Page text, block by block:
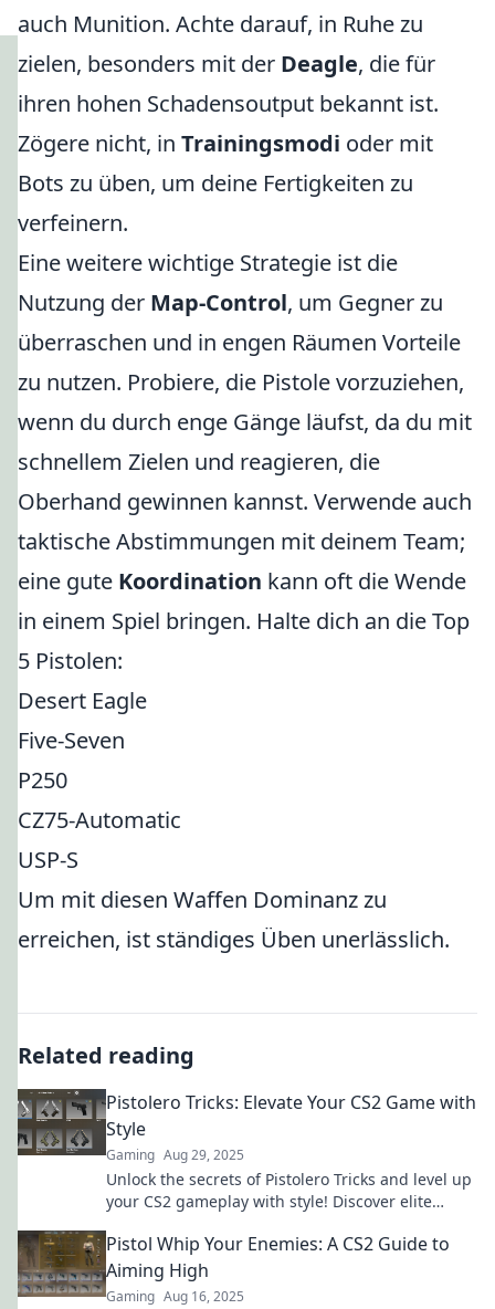
auch Munition. Achte darauf, in Ruhe zu
zielen, besonders mit der Deagle, die für
ihren hohen Schadensoutput bekannt ist.
Zögere nicht, in Trainingsmodi oder mit
Bots zu üben, um deine Fertigkeiten zu
verfeinern.
Eine weitere wichtige Strategie ist die
Nutzung der Map-Control, um Gegner zu
überraschen und in engen Räumen Vorteile
zu nutzen. Probiere, die Pistole vorzuziehen,
wenn du durch enge Gänge läufst, da du mit
schnellem Zielen und reagieren, die
Oberhand gewinnen kannst. Verwende auch
taktische Abstimmungen mit deinem Team;
eine gute Koordination kann oft die Wende
in einem Spiel bringen. Halte dich an die Top
5 Pistolen:
Desert Eagle
Five-Seven
P250
CZ75-Automatic
USP-S
Um mit diesen Waffen Dominanz zu
erreichen, ist ständiges Üben unerlässlich.
Related reading
Pistolero Tricks: Elevate Your CS2 Game with
Style
Gaming Aug 29, 2025
Unlock the secrets of Pistolero Tricks and level up
your CS2 gameplay with style! Discover elite
Pistol Whip Your Enemies: A CS2 Guide to
Aiming High
Gaming Aug 16, 2025